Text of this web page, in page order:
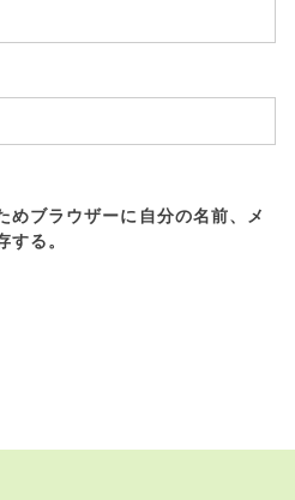
めブラウザーに自分の名前、メ
る。